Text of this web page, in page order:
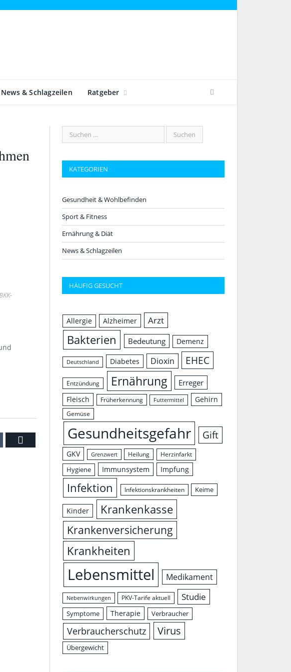
News & Schlagzeilen Ratgeber
KATEGORIEN
Gesundheit & Wohlbefinden
Sport & Fitness
Ernährung & Diät
News & Schlagzeilen
HÄUFIG GESUCHT
Allergie Alzheimer Arzt
Bakterien Bedeutung Demenz
Deutschland Diabetes Dioxin EHEC
Entzündung Ernährung Erreger
Fleisch Früherkennung Futtermittel Gehirn
Gemüse
Gesundheitsgefahr Gift
GKV Grenzwert Heilung Herzinfarkt
Hygiene Immunsystem Impfung
Infektion Infektionskrankheiten Keime
Kinder Krankenkasse
Krankenversicherung
Krankheiten
Lebensmittel Medikament
Nebenwirkungen PKV-Tarife aktuell Studie
Symptome Therapie Verbraucher
Verbraucherschutz Virus
Übergewicht